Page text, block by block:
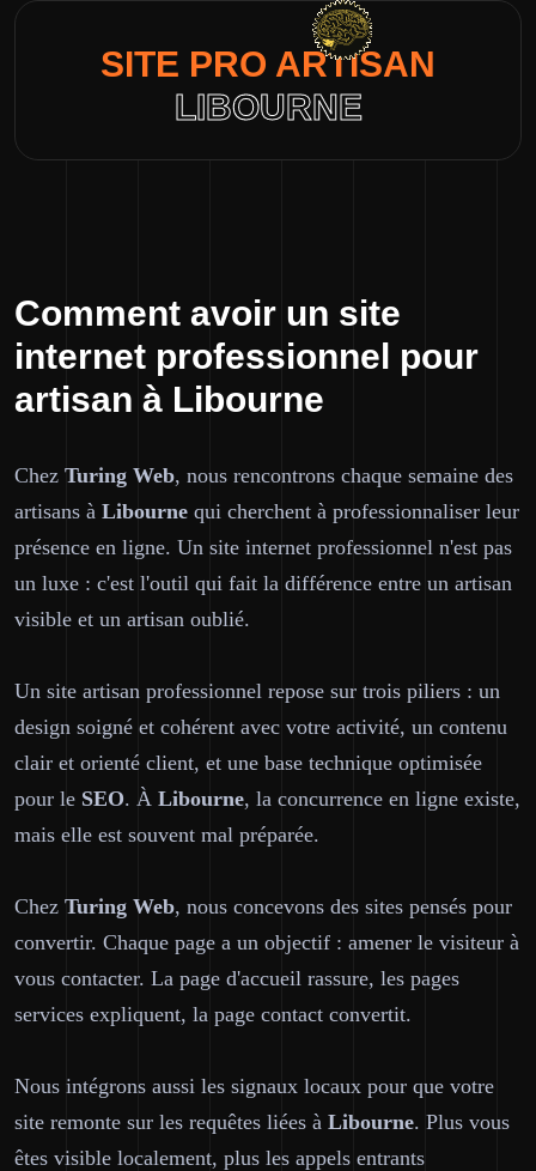
SITE PRO ARTISAN
LIBOURNE
Comment avoir un site
internet professionnel pour
artisan à Libourne
Chez Turing Web, nous rencontrons chaque semaine des
artisans à Libourne qui cherchent à professionnaliser leur
présence en ligne. Un site internet professionnel n'est pas
un luxe : c'est l'outil qui fait la différence entre un artisan
visible et un artisan oublié.
Un site artisan professionnel repose sur trois piliers : un
design soigné et cohérent avec votre activité, un contenu
clair et orienté client, et une base technique optimisée
pour le SEO. À Libourne, la concurrence en ligne existe,
mais elle est souvent mal préparée.
Chez Turing Web, nous concevons des sites pensés pour
convertir. Chaque page a un objectif : amener le visiteur à
vous contacter. La page d'accueil rassure, les pages
services expliquent, la page contact convertit.
Nous intégrons aussi les signaux locaux pour que votre
site remonte sur les requêtes liées à Libourne. Plus vous
êtes visible localement, plus les appels entrants